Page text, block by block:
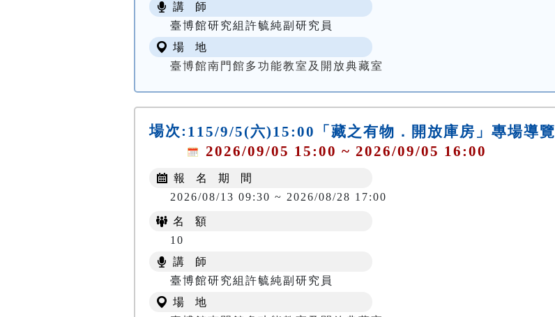
講 師
臺博館研究組許毓純副研究員
場 地
臺博館南門館多功能教室及開放典藏室
場次: 115/9/5(六)15:00「藏之有物．開放庫房」專場導覽
2026/09/05 15:00 ~ 2026/09/05 16:00
報 名 期 間
2026/08/13 09:30 ~ 2026/08/28 17:00
名 額
10
講 師
臺博館研究組許毓純副研究員
場 地